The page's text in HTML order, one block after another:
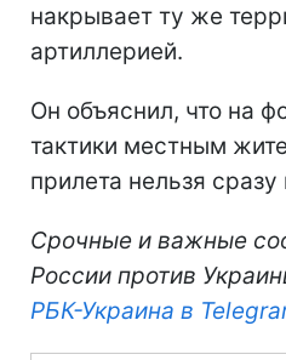
накрывает ту же
артиллерией.
Он объяснил, что на
тактики местным
прилета нельзя
Срочные и важные
России против
РБК-Украина в